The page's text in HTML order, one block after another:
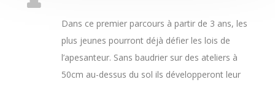
Dans ce premier parcours à partir de 3 ans, les
plus jeunes pourront déjà défier les lois de
l’apesanteur. Sans baudrier sur des ateliers à
50cm au-dessus du sol ils développeront leur